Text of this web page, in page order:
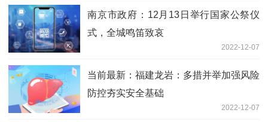
南京市政府：12月13日举行国家公祭仪
式，全城鸣笛致哀
2022-12-07
当前最新：福建龙岩：多措并举加强风险
防控夯实安全基础
2022-12-07